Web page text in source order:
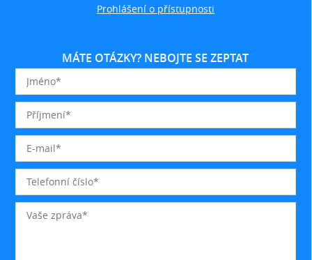
Prohlášení o přístupnosti
MÁTE OTÁZKY? NEBOJTE SE ZEPTAT